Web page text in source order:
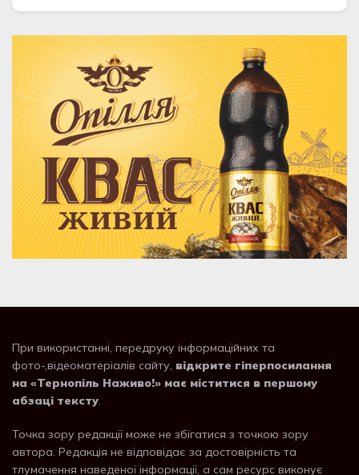
При використанні, передруку інформаційних та
фото-,відеоматеріалів сайту, відкрите гіперпосилання
на «Тернопіль Наживо!» має міститися в першому
абзаці тексту.
Точка зору редакції може не збігатися з точкою зору
автора. Редакція не відповідає за достовірність та
тлумачення наведеної інформації, а сам ресурс виконує